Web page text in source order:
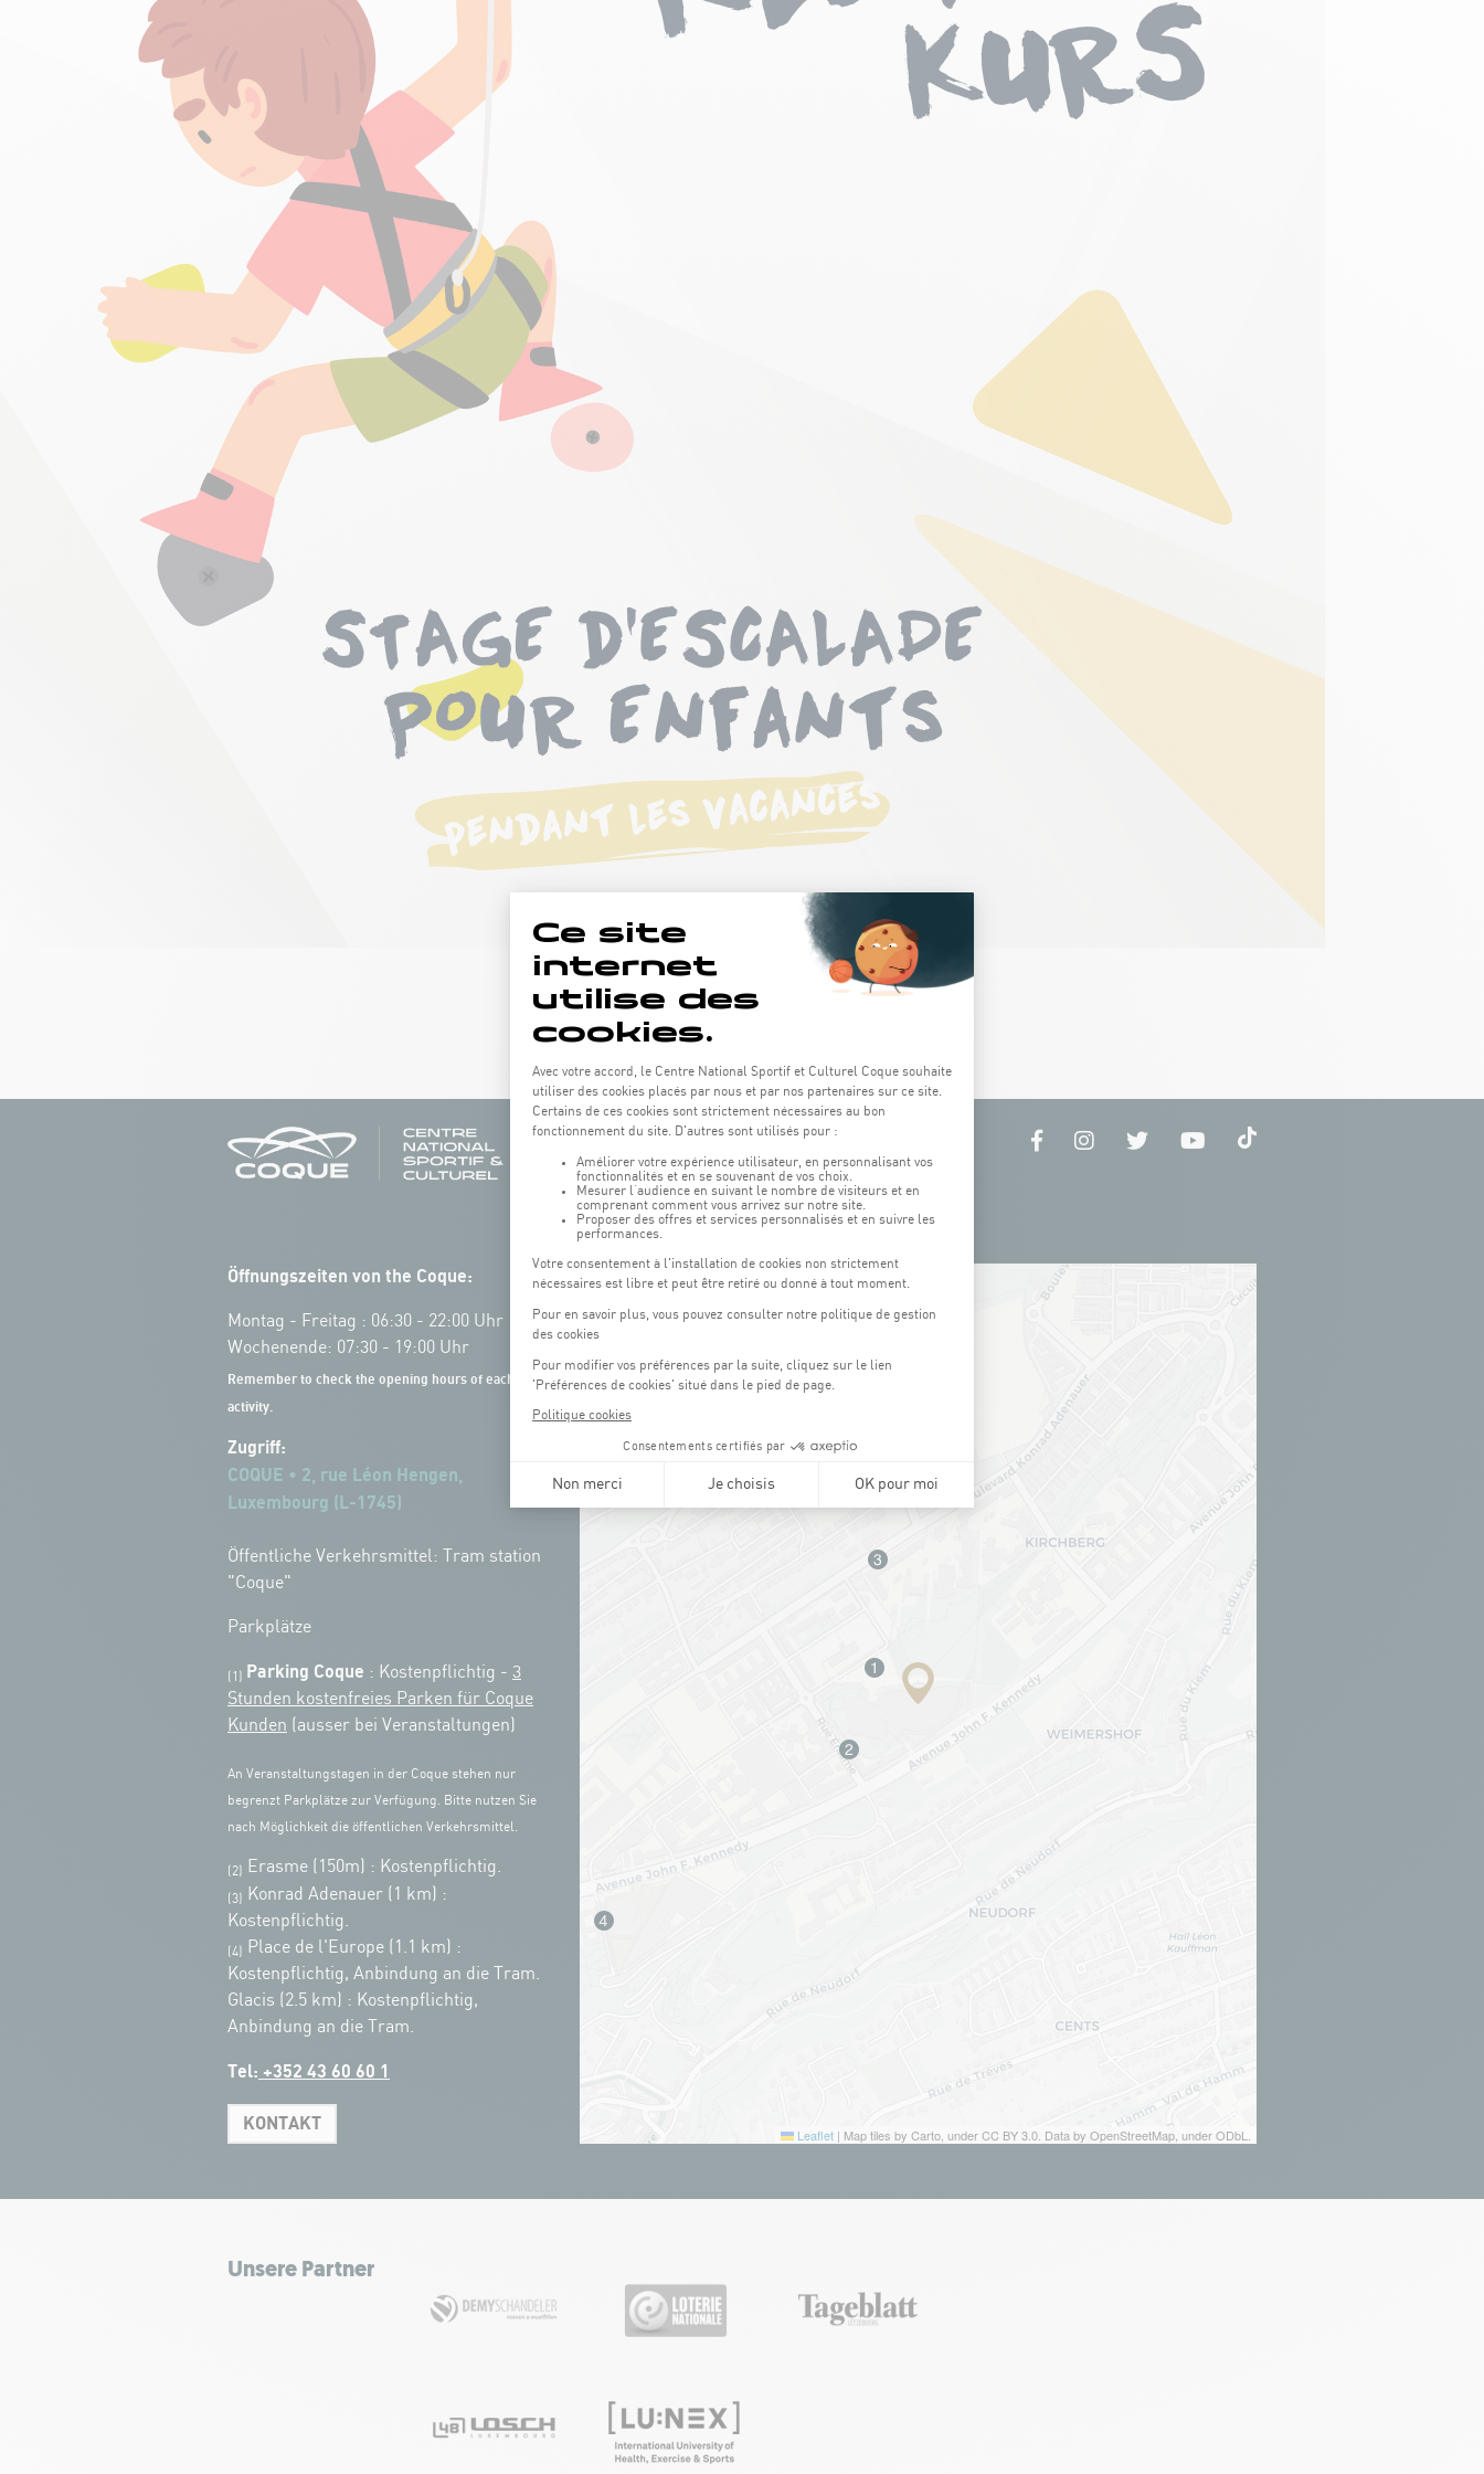
Öffnungszeiten von the Coque:
Montag - Freitag : 06:30 - 22:00 Uhr
Wochenende: 07:30 - 19:00 Uhr
Remember to check the opening hours of each
activity.
Zugriff:
COQUE • 2, rue Léon Hengen,
Luxembourg (L-1745)
Öffentliche Verkehrsmittel: Tram station
"Coque"
Parkplätze
(1) Parking Coque : Kostenpflichtig - 3
Stunden kostenfreies Parken für Coque
Kunden (ausser bei Veranstaltungen)
An Veranstaltungstagen in der Coque stehen nur
begrenzt Parkplätze zur Verfügung. Bitte nutzen Sie
nach Möglichkeit die öffentlichen Verkehrsmittel.
(2) Erasme (150m) : Kostenpflichtig.
(3) Konrad Adenauer (1 km)
:
Kostenpflichtig.
(4)
Place de l'Europe (1.1 km) :
Kostenpflichtig, Anbindung an die Tram.
Glacis (2.5 km) : Kostenpflichtig,
Anbindung an die Tram.
Tel: +352 43 60 60 1
KONTAKT
+
−
Leaflet | Map tiles by Carto, under CC BY 3.0. Data by OpenStreetMap, under ODbL.
Unsere Partner